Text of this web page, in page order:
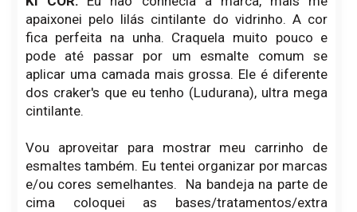
apaixonei pelo lilás cintilante do vidrinho. A cor
fica perfeita na unha. Craquela muito pouco e
pode até passar por um esmalte comum se
aplicar uma camada mais grossa. Ele é diferente
dos craker's que eu tenho (Ludurana), ultra mega
cintilante.
Vou aproveitar para mostrar meu carrinho de
esmaltes também. Eu tentei organizar por marcas
e/ou cores semelhantes. Na bandeja na parte de
cima coloquei as bases/tratamentos/extra